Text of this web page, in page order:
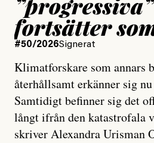
fortsätter
#50/2026Signerat
Klimatforskare som annars
återhållsamt erkänner sig
Samtidigt befinner sig det
långt ifrån den katastrofala
skriver Alexandra Urisman